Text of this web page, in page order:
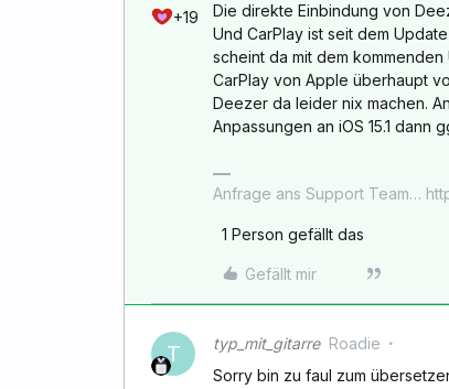
+19
Die direkte Einbindung von
Und CarPlay ist seit dem
scheint da mit dem
CarPlay von Apple überhaupt
Deezer da leider nix machen.
Anpassungen an iOS 15.1 dann
Anfrage ans Support Team…
1 Person gefällt das
Gefällt mir
T typ_mit_gitarre Roadie
Sorry bin zu faul zum